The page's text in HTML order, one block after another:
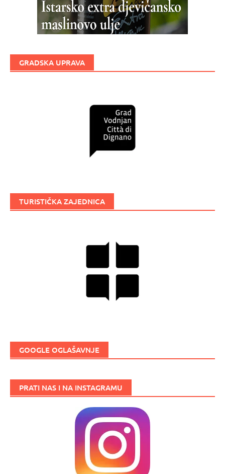
GRADSKA UPRAVA
TURISTIČKA ZAJEDNICA
GOOGLE OGLAŠAVNJE
PRATI NAS I NA INSTAGRAMU